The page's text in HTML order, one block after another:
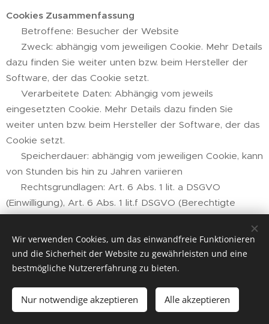
Cookies Zusammenfassung
👥 Betroffene: Besucher der Website
🤝 Zweck: abhängig vom jeweiligen Cookie. Mehr Details
dazu finden Sie weiter unten bzw. beim Hersteller der
Software, der das Cookie setzt.
📓 Verarbeitete Daten: Abhängig vom jeweils
eingesetzten Cookie. Mehr Details dazu finden Sie
weiter unten bzw. beim Hersteller der Software, der das
Cookie setzt.
📅 Speicherdauer: abhängig vom jeweiligen Cookie, kann
von Stunden bis hin zu Jahren variieren
⚖️ Rechtsgrundlagen: Art. 6 Abs. 1 lit. a DSGVO
(Einwilligung), Art. 6 Abs. 1 lit.f DSGVO (Berechtigte
Interessen)
Was sind Cookies?
Unsere Website verwendet HTTP-Cookies, um
nutzerspezifische Daten zu speichern.
Wir verwenden Cookies, um das einwandfreie Funktionieren
und die Sicherheit der Website zu gewährleisten und eine
bestmögliche Nutzererfahrung zu bieten.
Nur notwendige akzeptieren Alle akzeptieren